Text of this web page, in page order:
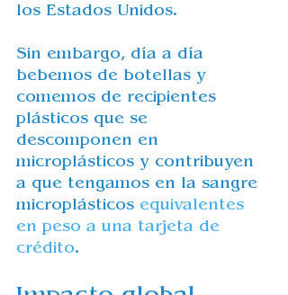
los Estados Unidos.
Sin embargo, día a día
bebemos de botellas y
comemos de recipientes
plásticos que se
descomponen en
microplásticos y contribuyen
a que tengamos en la sangre
microplásticos equivalentes
en peso a una tarjeta de
crédito.